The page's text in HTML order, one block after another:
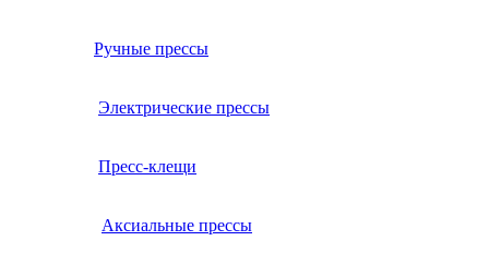
Ручные прессы
Электрические прессы
Пресс-клещи
Аксиальные прессы